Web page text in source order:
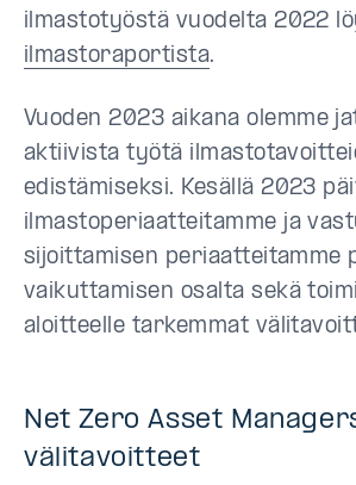
ilmastotyöstä vuodelta 2022
ilmastoraportista.
Vuoden 2023 aikana olemme
aktiivista työtä
edistämiseksi. Kesällä 2023
ilmastoperiaatteitamme ja
sijoittamisen periaatteitamme
vaikuttamisen osalta sekä
aloitteelle tarkemmat
Net Zero Asset
välitavoitteet